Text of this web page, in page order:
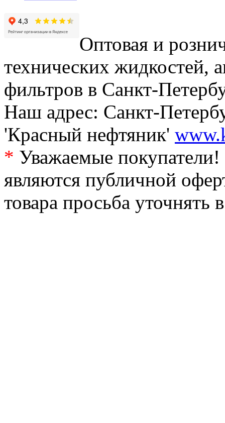
Оптовая и
технических жидкостей,
фильтров в Санкт-
Наш адрес: Санкт-
'Красный нефтяник'
* Уважаемые
являются публичной
товара просьба уточнять